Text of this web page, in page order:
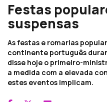
Festas
suspensas
As festas e romarias
continente português
disse hoje o primeiro-
a medida com a elevada
estes eventos implicam.